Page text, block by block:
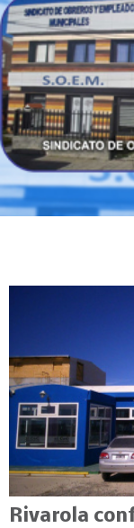
Rivarola